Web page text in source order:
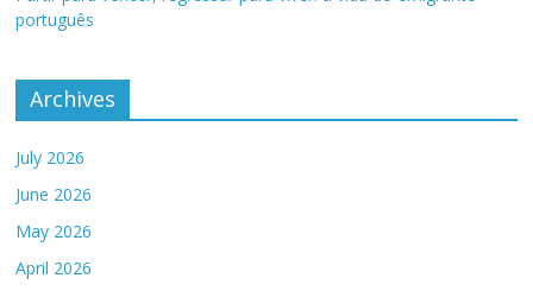
português
Archives
July 2026
June 2026
May 2026
April 2026